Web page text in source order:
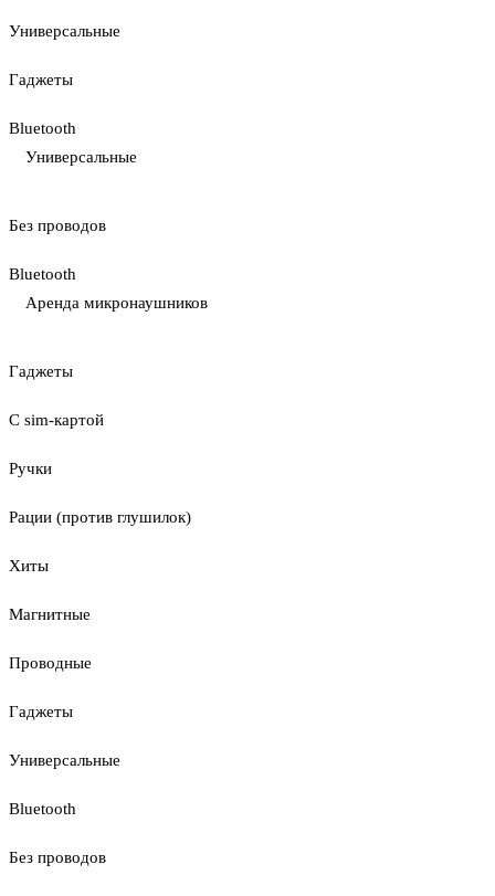
Универсальные
Гаджеты
Bluetooth
Универсальные
Без проводов
Bluetooth
Аренда микронаушников
Гаджеты
С sim-картой
Ручки
Рации (против глушилок)
Хиты
Магнитные
Проводные
Гаджеты
Универсальные
Bluetooth
Без проводов